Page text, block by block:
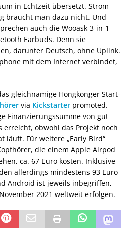
in Echtzeit übersetzt. Strom
braucht man dazu nicht. Und
auch die Wooask 3-in-1
Earbuds. Denn sie
darunter Deutsch, ohne Uplink.
mit dem Internet verbindet,
gleichnamige Hongkonger Start-
via Kickstarter promoted.
Finanzierungssumme von gut
erreicht, obwohl das Projekt noch
läuft. Für weitere „Early Bird“
die einem Apple Airpod
ca. 67 Euro kosten. Inklusive
allerdings mindestens 93 Euro
Android ist jeweils inbegriffen,
2021 weltweit erfolgen.